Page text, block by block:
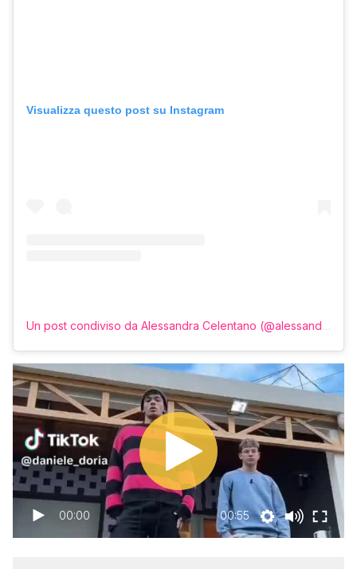
Visualizza questo post su Instagram
Un post condiviso da Alessandra Celentano (@alessandra.celentano)
00:00 00:55